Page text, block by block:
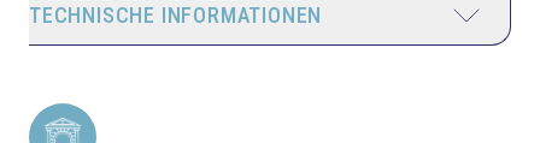
TECHNISCHE INFORMATIONEN